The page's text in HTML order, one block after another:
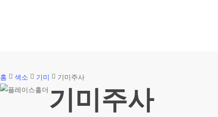
홈 색소 기미 기미주사
기미주사